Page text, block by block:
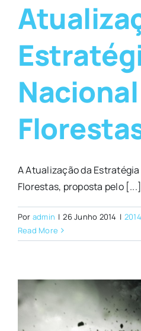
A Atualização da
Florestas, proposta pelo [...]
Por admin | 26 Junho 2014 | 2014
Read More